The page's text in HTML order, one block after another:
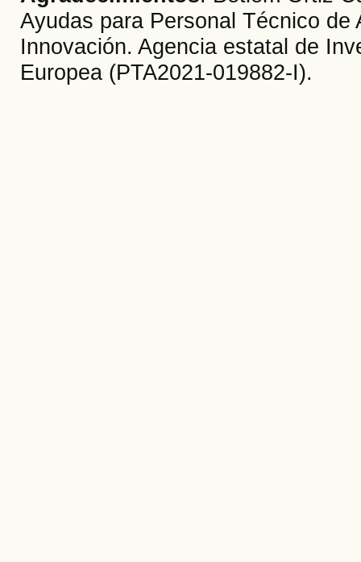
Ayudas para Personal Técnico
Innovación. Agencia estatal de
Europea (PTA2021-019882-I).